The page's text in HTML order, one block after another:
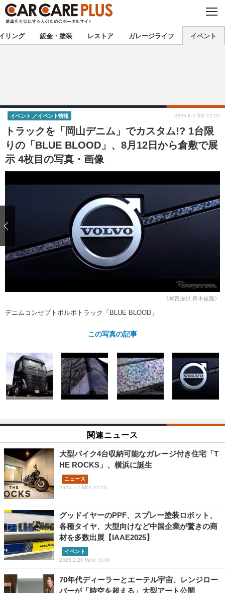
C
O
S
E
★カーケアプラス認定★ 厳選プロショップを地域から探す
甲信越 北陸
東海 関西
中国
九州 沖縄
ショップレポート 愛車 File
自動車豆知識 ストップ！不具合修理＆粗悪修理
ディテイリング
鈑金・塗装
ストップ 不具合修理＆粗悪修理
カーメーカー「旧車」関連プロジェ
クト
ショップ紹介
ショップレポート プロショップ検索
レストア
カーメーカー「旧車」関連プロジ
インタビュー
イベント告知
リング 鈑金・塗装 レストア ガレージライフ イベント
トラックを「岡山デニム」でカスタム!? 1台限
りの「BLUE BLOOD」、8月12日から倉敷で展
示 4枚目の写真・画像
イベント イベント情報 2025.8.2 Sat 12:00
《写真提供 青木被服》
デニムコンセプトボルボトラック「BLUE BLOOD」
この写真の記事
関連ニュース
大型バイク4台収納可能なガレージ付き住宅「T
HE ROCKS」、横浜に誕生
ニュース
2025.7.7 Mon 12:00
グッドイヤーのPPF、スプレー塗装ロボット、
各種タイヤ、大型向けなど中国企業が驚きの商
材を多数出展【IAAE2025】
イベント
2025.2.26 Wed 10:00
70年代ディーラーとエーテル宇宙、レンジロー
バーが「時空を超える」大型アート公開